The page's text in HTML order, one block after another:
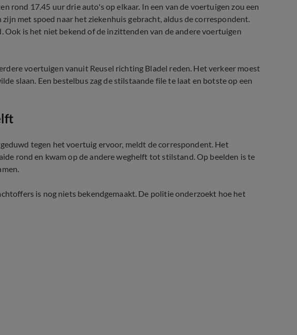
rond 17.45 uur drie auto's op elkaar. In een van de voertuigen zou een
met spoed naar het ziekenhuis gebracht, aldus de correspondent.
Ook is het niet bekend of de inzittenden van de andere voertuigen
voertuigen vanuit Reusel richting Bladel reden. Het verkeer moest
slaan. Een bestelbus zag de stilstaande file te laat en botste op een
tegen het voertuig ervoor, meldt de correspondent. Het
rond en kwam op de andere weghelft tot stilstand. Op beelden is te
is nog niets bekendgemaakt. De politie onderzoekt hoe het